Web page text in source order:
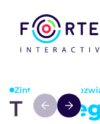
Zintegrowane
TP